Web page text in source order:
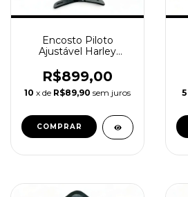
Encosto Piloto
Ajustável Harley
24 mod2
R$899,00
10 x de R$89,90 sem juros 5